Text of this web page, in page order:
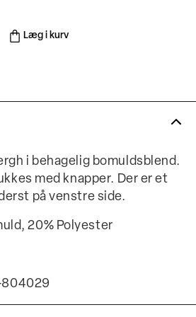
Læg i kurv
i behagelig bomuldsblend.
med knapper. Der er et
på venstre side.
20% Polyester